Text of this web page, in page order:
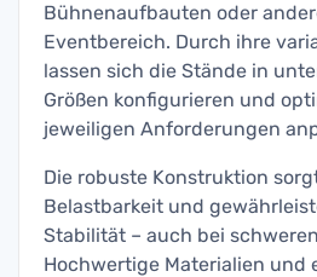
Bühnenaufbauten oder
Eventbereich. Durch ihre
lassen sich die Stände in
Größen konfigurieren und
jeweiligen Anforderungen
Die robuste Konstruktion
Belastbarkeit und
Stabilität – auch bei
Hochwertige Materialien und